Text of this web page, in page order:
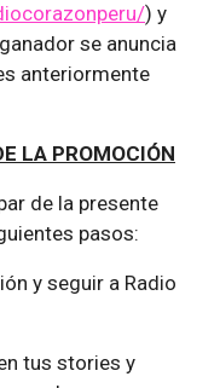
) y
se anuncia
anteriormente
LA PROMOCIÓN
de la presente
pasos:
y seguir a Radio
tus stories y